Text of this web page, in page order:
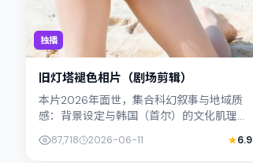
独播
旧灯塔褪色相片（剧场剪辑）
本片2026年面世，集合科幻叙事与地域质
感：背景设定与韩国（首尔）的文化肌理相
感，桥本爱饰演角色的抉择牵动...
87,718 2026-06-11 6.9